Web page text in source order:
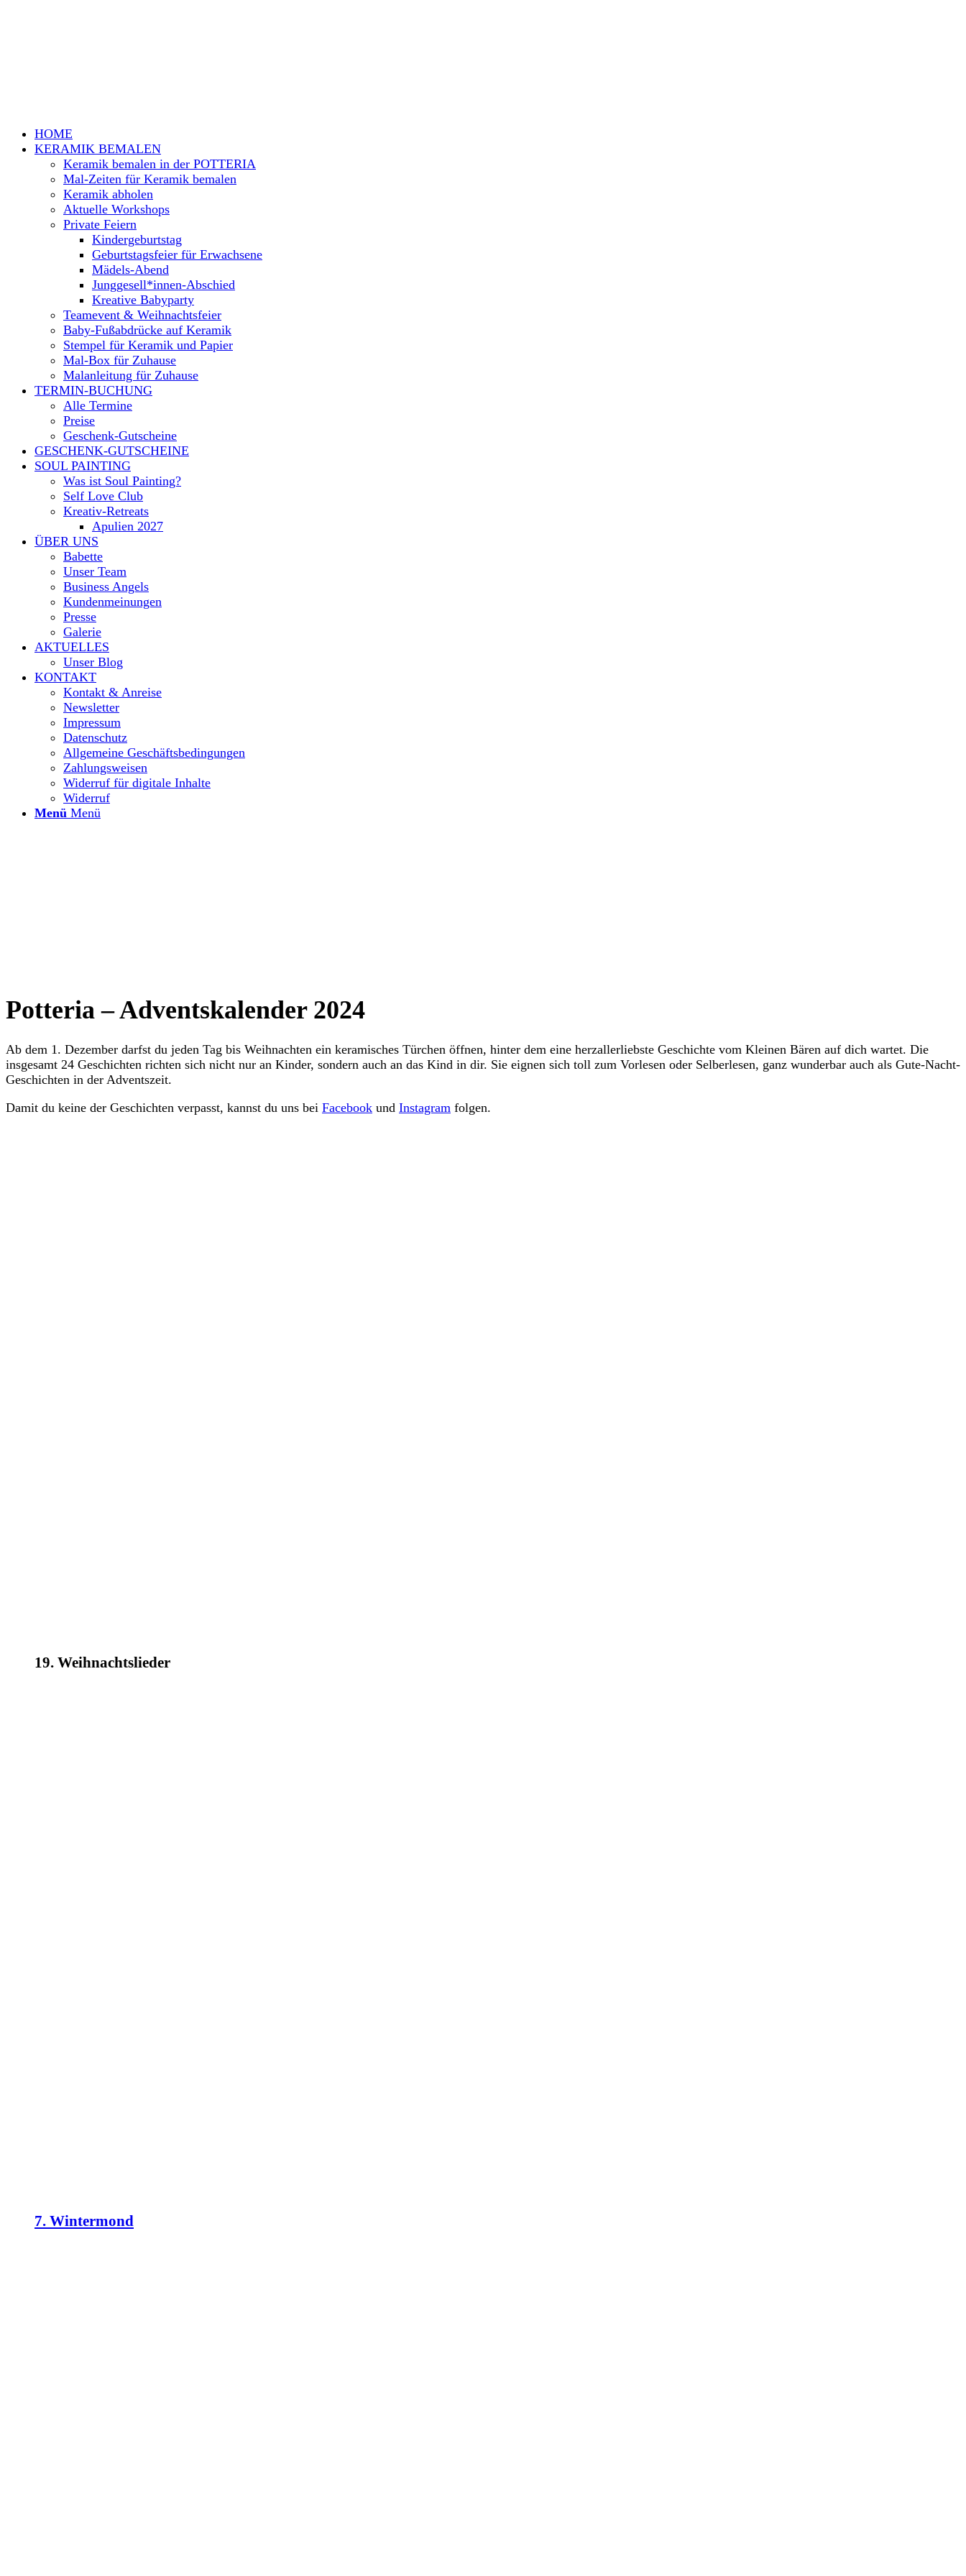
HOME
KERAMIK BEMALEN
Keramik bemalen in der POTTERIA
Mal-Zeiten für Keramik bemalen
Keramik abholen
Aktuelle Workshops
Private Feiern
Kindergeburtstag
Geburtstagsfeier für Erwachsene
Mädels-Abend
Junggesell*innen-Abschied
Kreative Babyparty
Teamevent & Weihnachtsfeier
Baby-Fußabdrücke auf Keramik
Stempel für Keramik und Papier
Mal-Box für Zuhause
Malanleitung für Zuhause
TERMIN-BUCHUNG
Alle Termine
Preise
Geschenk-Gutscheine
GESCHENK-GUTSCHEINE
SOUL PAINTING
Was ist Soul Painting?
Self Love Club
Kreativ-Retreats
Apulien 2027
ÜBER UNS
Babette
Unser Team
Business Angels
Kundenmeinungen
Presse
Galerie
AKTUELLES
Unser Blog
KONTAKT
Kontakt & Anreise
Newsletter
Impressum
Datenschutz
Allgemeine Geschäftsbedingungen
Zahlungsweisen
Widerruf für digitale Inhalte
Widerruf
Menü Menü
Potteria – Adventskalender 2024
Ab dem 1. Dezember darfst du jeden Tag bis Weihnachten ein keramisches Türchen öffnen, hinter dem eine herzallerliebste Geschichte vom Kleinen Bären auf dich wartet. Die
insgesamt 24 Geschichten richten sich nicht nur an Kinder, sondern auch an das Kind in dir. Sie eignen sich toll zum Vorlesen oder Selberlesen, ganz wunderbar auch als Gute-Nacht-
Geschichten in der Adventszeit.
Damit du keine der Geschichten verpasst, kannst du uns bei Facebook und Instagram folgen.
19. Weihnachtslieder
7. Wintermond